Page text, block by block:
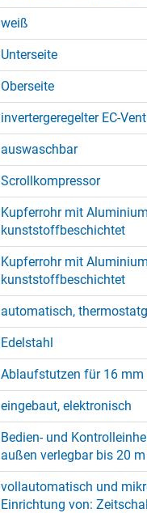
weiß
Unterseite
Oberseite
invertergeregelter EC-
auswaschbar
Scrollkompressor
Kupferrohr mit
kunststoffbeschichtet
Kupferrohr mit
kunststoffbeschichtet
automatisch,
Edelstahl
Ablaufstutzen für 16
eingebaut, elektronisch
Bedien- und
außen verlegbar bis 20
vollautomatisch und
Einrichtung von: